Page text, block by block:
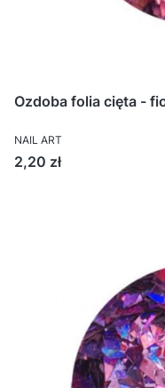
Ozdoba folia cięta -
NAIL ART
Cena
2,20 zł